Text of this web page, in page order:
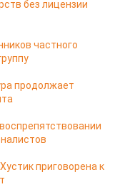
без лицензии
частного
продолжает
приговорена к